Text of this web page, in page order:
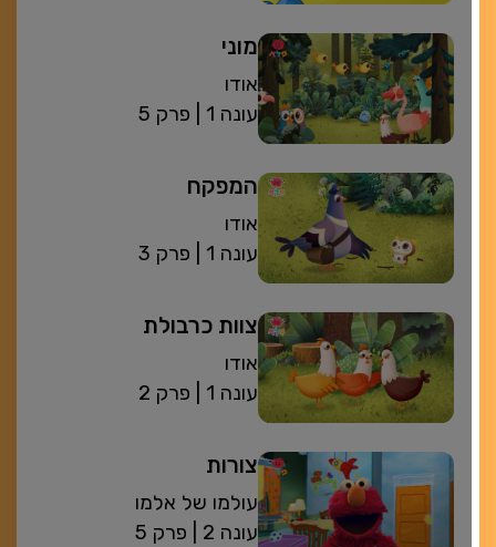
מוני
אודו
פרק 5
| עונה 1
המפקח
אודו
פרק 3
| עונה 1
צוות כרבולת
אודו
פרק 2
| עונה 1
צורות
עולמו של אלמו
פרק 5
| עונה 2